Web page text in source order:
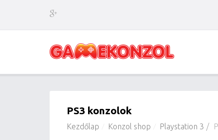
PS3 konzolok
Kezdőlap Konzol shop Playstation 3